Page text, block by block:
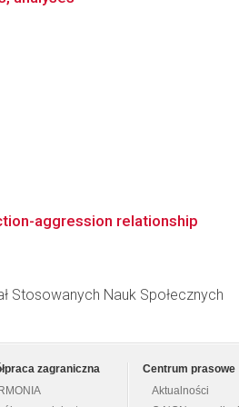
aggression relationship
Stosowanych Nauk Społecznych
zagraniczna
Centrum prasowe
Aktualności